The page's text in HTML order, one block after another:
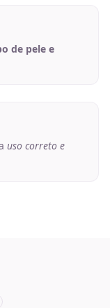
de pele e
uso correto e